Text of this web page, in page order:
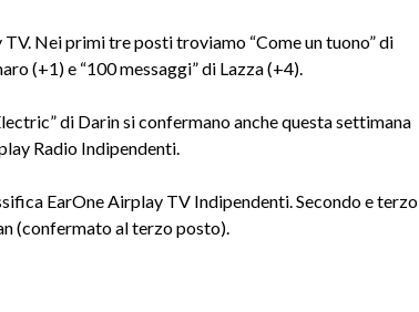
Nei primi tre posti troviamo “Come un tuono” di
(+1) e “100 messaggi” di Lazza (+4).
di Darin si confermano anche questa settimana
Radio Indipendenti.
EarOne Airplay TV Indipendenti. Secondo e terzo
(confermato al terzo posto).